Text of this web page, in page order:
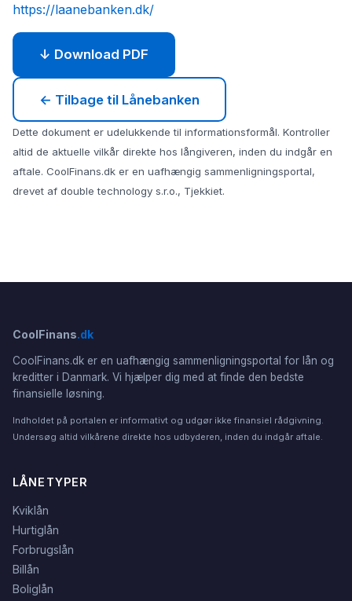
https://laanebanken.dk/
↓ Download PDF
← Tilbage til Lånebanken
Dette dokument er udelukkende til informationsformål. Kontroller
altid de aktuelle vilkår direkte hos långiveren, inden du indgår en
aftale. CoolFinans.dk er en uafhængig sammenligningsportal,
drevet af double technology s.r.o., Tjekkiet.
CoolFinans.dk
CoolFinans.dk er en uafhængig sammenligningsportal for lån og
kreditter i Danmark. Vi hjælper dig med at finde den bedste
finansielle løsning.
Indholdet på portalen er informativt og udgør ikke finansiel rådgivning.
Undersøg altid vilkårene direkte hos udbyderen, inden du indgår aftale.
LÅNETYPER
Kviklån
Hurtiglån
Forbrugslån
Billån
Boliglån